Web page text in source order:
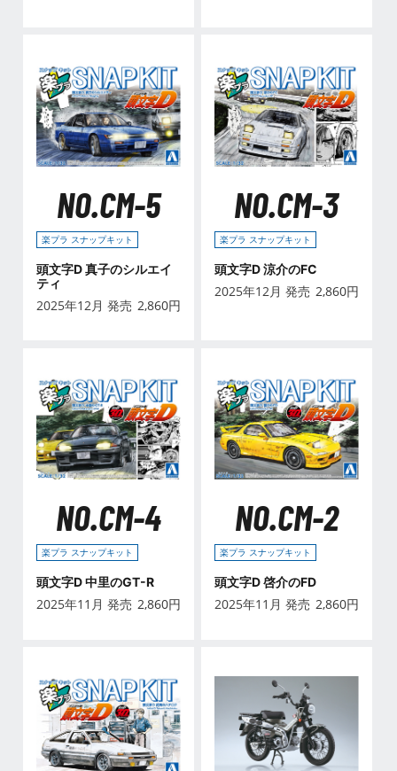
NO.CM-5
楽プラ スナップキット
頭文字D 真子のシルエイ
ティ
2025年12月 発売 2,860円
NO.CM-3
楽プラ スナップキット
頭文字D 涼介のFC
2025年12月 発売 2,860円
NO.CM-4
楽プラ スナップキット
頭文字D 中里のGT-R
2025年11月 発売 2,860円
NO.CM-2
楽プラ スナップキット
頭文字D 啓介のFD
2025年11月 発売 2,860円